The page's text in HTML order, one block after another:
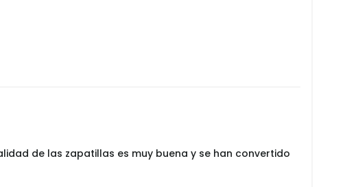
de las zapatillas es muy buena y se han convertido